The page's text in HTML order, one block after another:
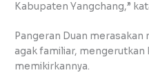
Kabupaten Yangchang,”
Pangeran Duan
agak familiar, mengerutkan
memikirkannya.